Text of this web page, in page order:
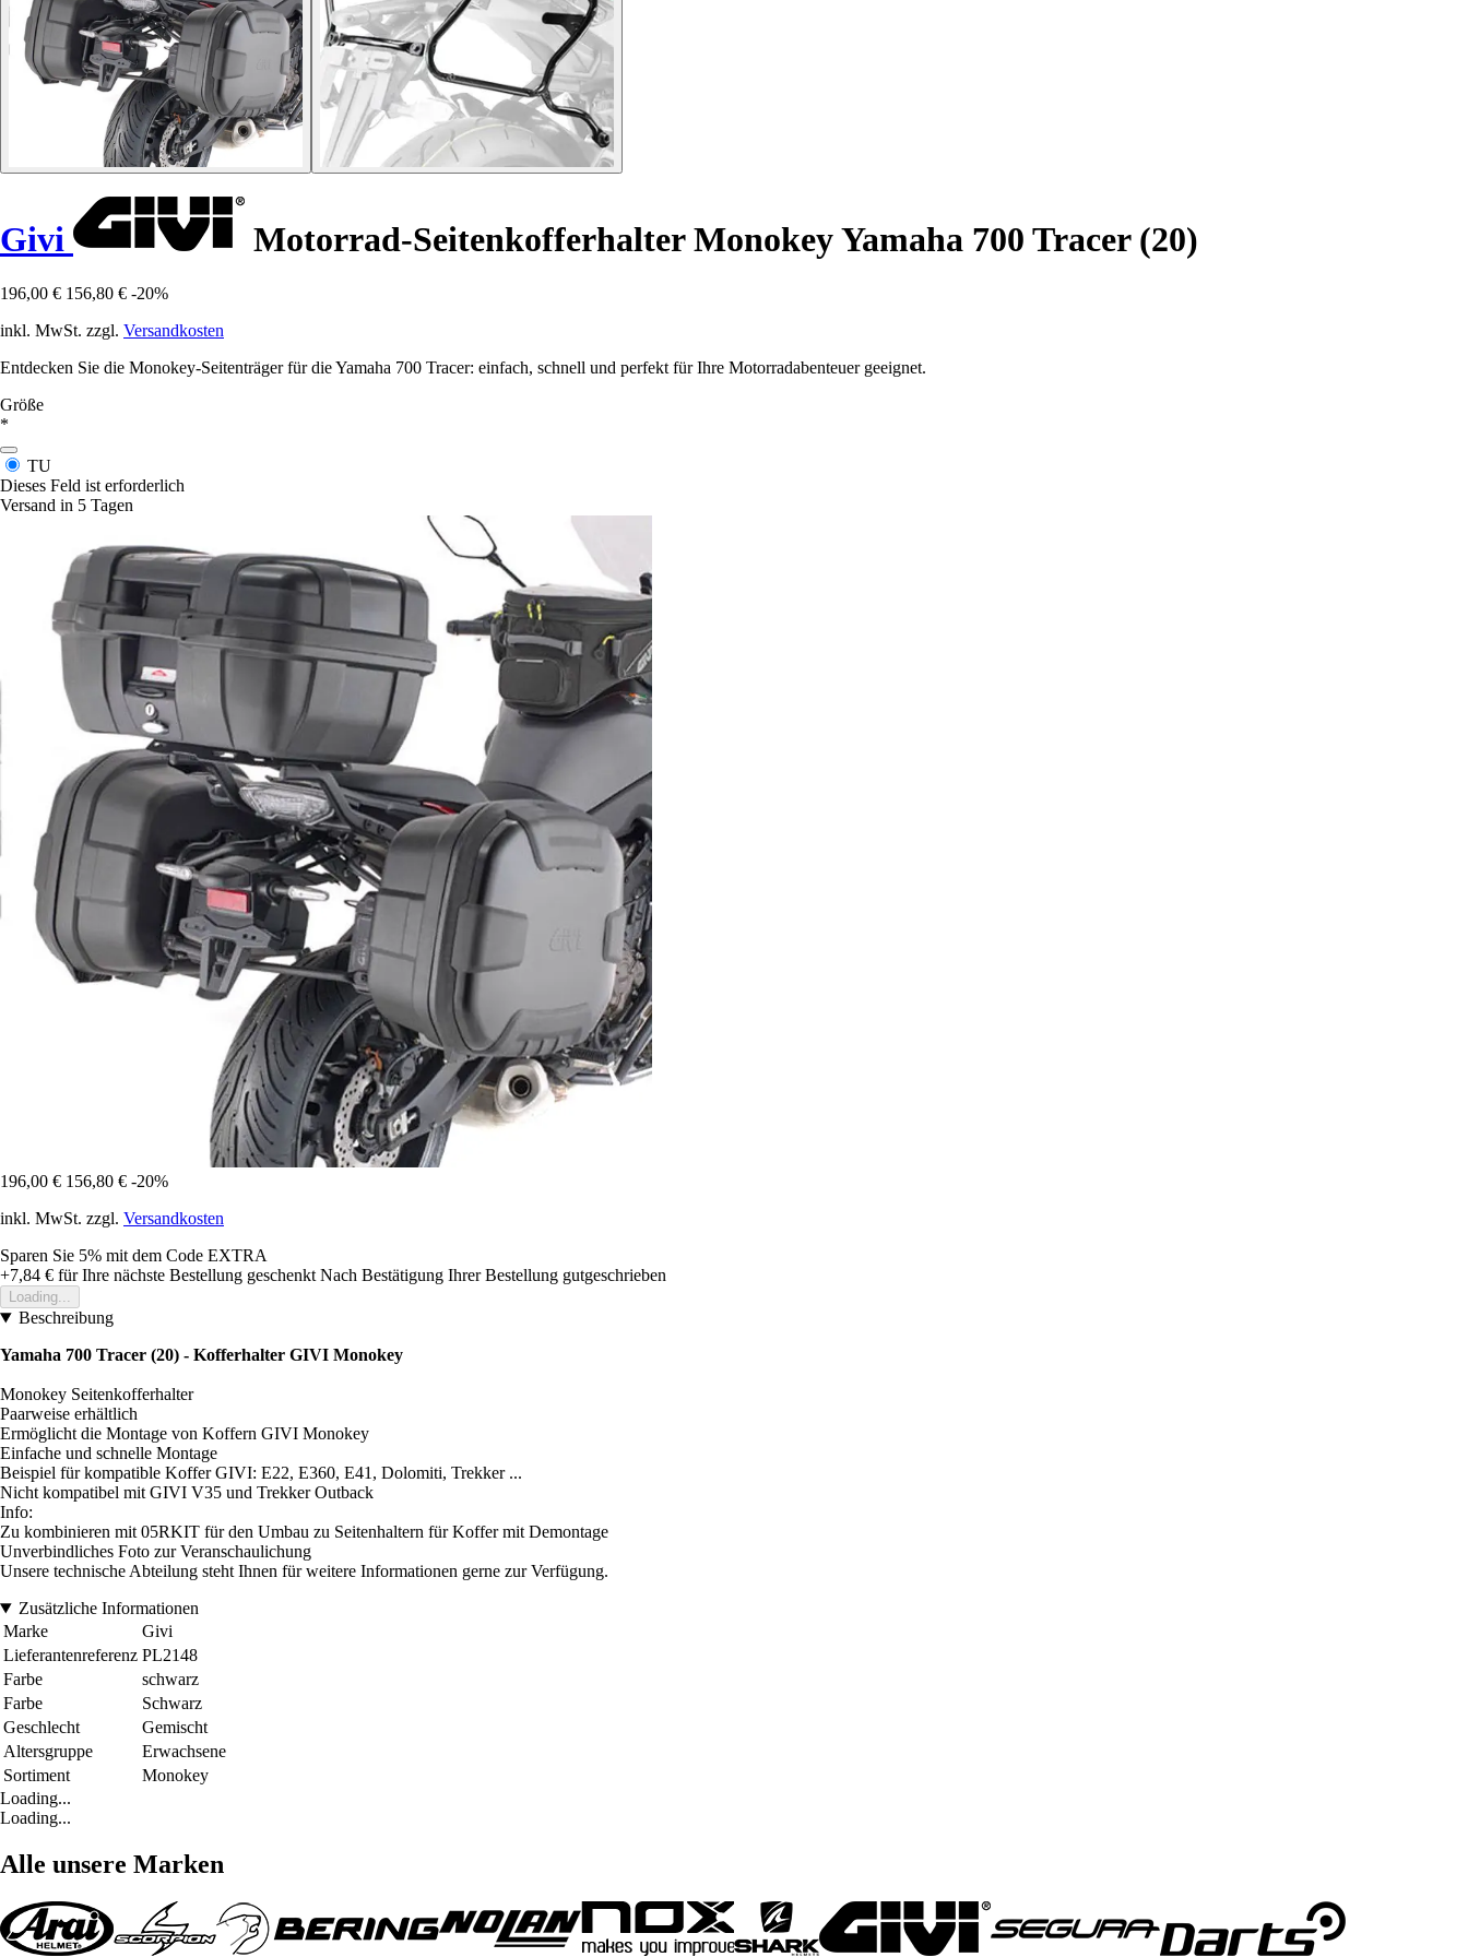
Givi Motorrad-Seitenkofferhalter Monokey Yamaha 700 Tracer (20)
196,00 € 156,80 € -20%
inkl. MwSt. zzgl. Versandkosten
Entdecken Sie die Monokey-Seitenträger für die Yamaha 700 Tracer: einfach, schnell und perfekt für Ihre Motorradabenteuer geeignet.
Größe
*
TU
Dieses Feld ist erforderlich
Versand in 5 Tagen
196,00 € 156,80 € -20%
inkl. MwSt. zzgl. Versandkosten
Sparen Sie 5% mit dem Code EXTRA
+7,84 € für Ihre nächste Bestellung geschenkt Nach Bestätigung Ihrer Bestellung gutgeschrieben
Loading...
Beschreibung
Yamaha 700 Tracer (20) - Kofferhalter GIVI Monokey
Monokey Seitenkofferhalter
Paarweise erhältlich
Ermöglicht die Montage von Koffern GIVI Monokey
Einfache und schnelle Montage
Beispiel für kompatible Koffer GIVI: E22, E360, E41, Dolomiti, Trekker ...
Nicht kompatibel mit GIVI V35 und Trekker Outback
Info:
Zu kombinieren mit 05RKIT für den Umbau zu Seitenhaltern für Koffer mit Demontage
Unverbindliches Foto zur Veranschaulichung
Unsere technische Abteilung steht Ihnen für weitere Informationen gerne zur Verfügung.
Zusätzliche Informationen
Marke
Givi
Lieferantenreferenz PL2148
Farbe
schwarz
Farbe
Schwarz
Geschlecht
Gemischt
Altersgruppe
Erwachsene
Sortiment
Monokey
Loading...
Loading...
Alle unsere Marken